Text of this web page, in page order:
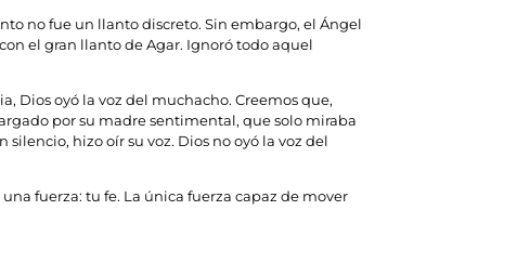
no fue un llanto discreto. Sin embargo, el Ángel
el gran llanto de Agar. Ignoró todo aquel
Dios oyó la voz del muchacho. Creemos que,
por su madre sentimental, que solo miraba
hizo oír su voz. Dios no oyó la voz del
fuerza: tu fe. La única fuerza capaz de mover